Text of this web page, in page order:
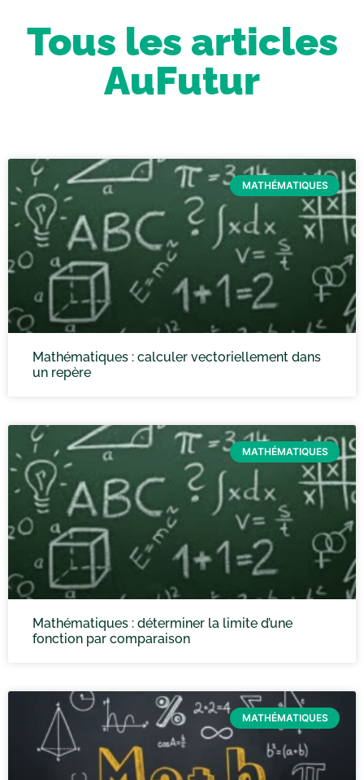
Tous les articles
AuFutur
MATHÉMATIQUES
Mathématiques : calculer vectoriellement dans
un repère
MATHÉMATIQUES
Mathématiques : déterminer la limite d’une
fonction par comparaison
MATHÉMATIQUES